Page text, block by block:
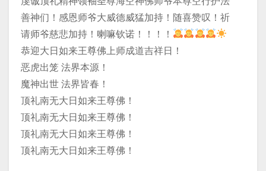
善神们！感恩师爷大威德威猛加持！随喜赞叹！祈
请师爷慈悲加持！喇嘛钦诺！！！！
恭迎大日如来王尊佛上师成道吉祥日！
恶虎出笼 法界本源！
魔神出世 法界皆春！
顶礼南无大日如来王尊佛！
顶礼南无大日如来王尊佛！
顶礼南无大日如来王尊佛！
顶礼南无大日如来王尊佛！